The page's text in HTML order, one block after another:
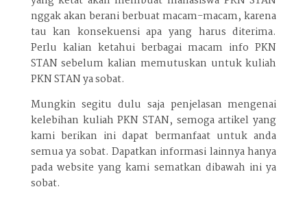
nggak akan berani berbuat macam-macam, karena
tau kan konsekuensi apa yang harus diterima.
Perlu kalian ketahui berbagai macam info PKN
STAN sebelum kalian memutuskan untuk kuliah
PKN STAN ya sobat.
Mungkin segitu dulu saja penjelasan mengenai
kelebihan kuliah PKN STAN, semoga artikel yang
kami berikan ini dapat bermanfaat untuk anda
semua ya sobat. Dapatkan informasi lainnya hanya
pada website yang kami sematkan dibawah ini ya
sobat.